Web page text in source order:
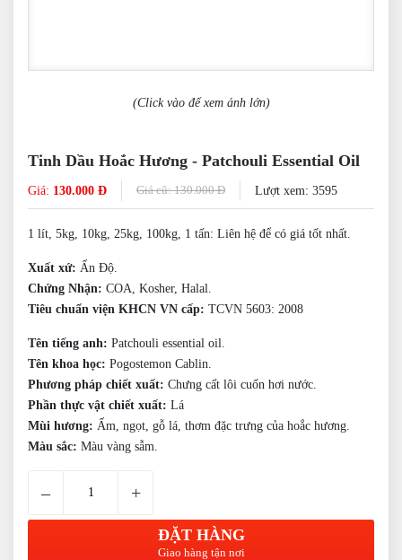
(Click vào để xem ảnh lớn)
Tinh Dầu Hoắc Hương - Patchouli Essential Oil
Giá: 130.000 Đ Giá cũ: 130.000 Đ Lượt xem: 3595
1 lít, 5kg, 10kg, 25kg, 100kg, 1 tấn: Liên hệ để có giá tốt nhất.
Xuất xứ: Ấn Độ.
Chứng Nhận: COA, Kosher, Halal.
Tiêu chuẩn viện KHCN VN cấp: TCVN 5603: 2008
Tên tiếng anh: Patchouli essential oil.
Tên khoa học: Pogostemon Cablin.
Phương pháp chiết xuất: Chưng cất lôi cuốn hơi nước.
Phần thực vật chiết xuất: Lá
Mùi hương: Ấm, ngọt, gỗ lá, thơm đặc trưng của hoắc hương.
Màu sắc: Màu vàng sẫm.
– +
ĐẶT HÀNG
Giao hàng tận nơi